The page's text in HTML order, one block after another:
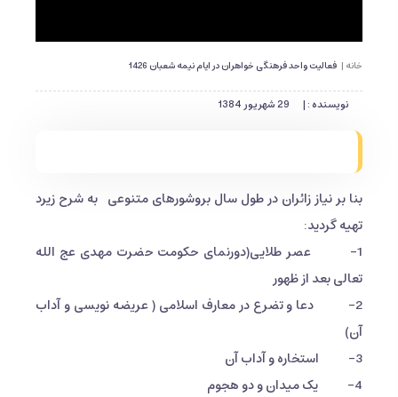
خانه | فعالیت واحد فرهنگی خواهران در ایام نيمه شعبان 1426
نویسنده : | 29 شهریور 1384
بنا بر نیاز زائران در طول سال بروشورهای متنوعی به شرح زیرد
تهیه گردید:
1- عصر طلایی(دورنمای حکومت حضرت مهدی عج الله
تعالی بعد از ظهور
2- دعا و تضرع در معارف اسلامی ( عریضه نویسی و آداب
آن)
3- استخاره و آداب آن
4- یک میدان و دو هجوم